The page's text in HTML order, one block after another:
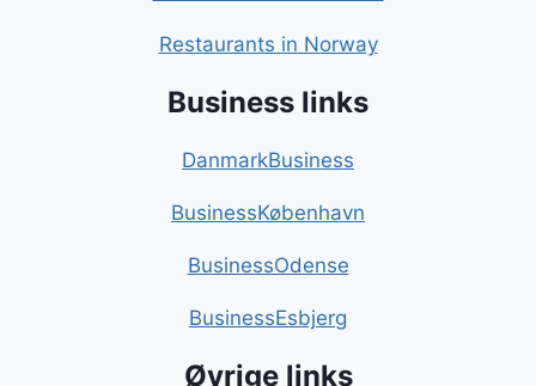
Restaurants in Norway
Business links
DanmarkBusiness
BusinessKøbenhavn
BusinessOdense
BusinessEsbjerg
Øvrige links